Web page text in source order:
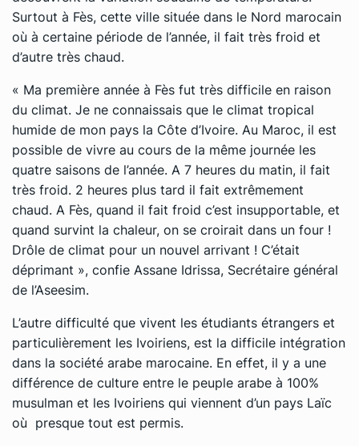
Surtout à Fès, cette ville située dans le Nord marocain
où à certaine période de l’année, il fait très froid et
d’autre très chaud.
« Ma première année à Fès fut très difficile en raison
du climat. Je ne connaissais que le climat tropical
humide de mon pays la Côte d’Ivoire. Au Maroc, il est
possible de vivre au cours de la même journée les
quatre saisons de l’année. A 7 heures du matin, il fait
très froid. 2 heures plus tard il fait extrêmement
chaud. A Fès, quand il fait froid c’est insupportable, et
quand survint la chaleur, on se croirait dans un four !
Drôle de climat pour un nouvel arrivant ! C’était
déprimant », confie Assane Idrissa, Secrétaire général
de l’Aseesim.
L’autre difficulté que vivent les étudiants étrangers et
particulièrement les Ivoiriens, est la difficile intégration
dans la société arabe marocaine. En effet, il y a une
différence de culture entre le peuple arabe à 100%
musulman et les Ivoiriens qui viennent d’un pays Laïc
où presque tout est permis.